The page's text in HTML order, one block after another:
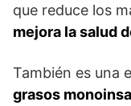
que reduce los
mejora la salud
También es una
grasos